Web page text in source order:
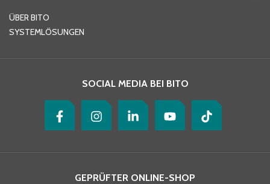
ÜBER BITO
SYSTEMLÖSUNGEN
SOCIAL MEDIA BEI BITO
GEPRÜFTER ONLINE-SHOP